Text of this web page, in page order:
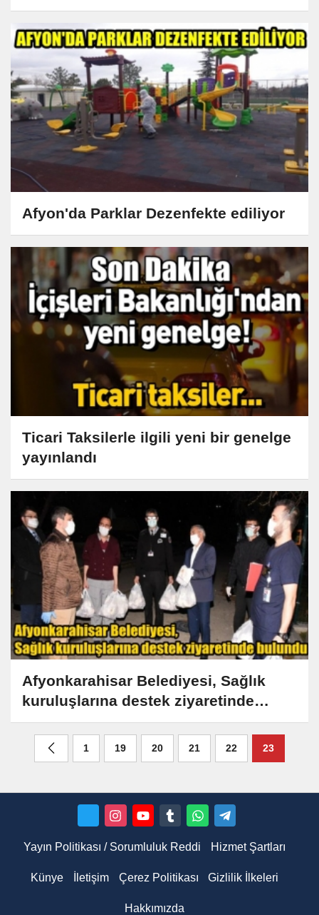
Afyon'da Parklar Dezenfekte ediliyor
Ticari Taksilerle ilgili yeni bir genelge
yayınlandı
Afyonkarahisar Belediyesi, Sağlık
kuruluşlarına destek ziyaretinde
bulundu
1 19 20 21 22 23
Yayın Politikası / Sorumluluk Reddi Hizmet Şartları
Künye İletişim Çerez Politikası Gizlilik İlkeleri
Hakkımızda